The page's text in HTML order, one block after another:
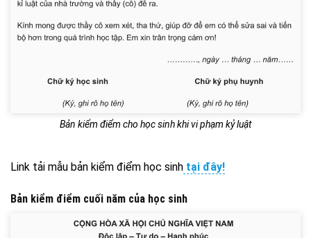
Bản kiểm điểm cho học sinh khi vi phạm kỷ luật
Link tải mẫu bản kiểm điểm học sinh tại đây!
Bản kiểm điểm cuối năm của học sinh